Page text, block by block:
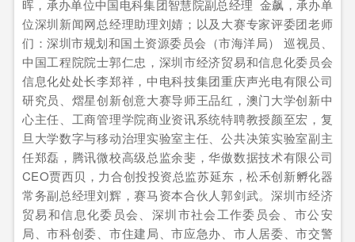
晖，承办单位中国电科集团智慧院副总经理 金飙，承办单
位深圳新闻网总经理助理刘婧；以及大赛专家评委团老师
们：深圳市规划和国土资源委员会（市海洋局） 巡视员、
中国工程院院士郭仁忠，深圳市经济贸易和信息化委员会
信息化处处长李郑祥，中电科技集团重庆声光电有限公司
研究员、熠星创新创意大赛导师王品红，澳门大学创新中
心主任、工商管理学院商业资讯系统特聘教授颜至宏，复
旦大学数字与移动治理实验室主任、公共决策实验室副主
任郑磊，腾讯微校高级总监余斐，华傲数据技术有限公司
CEO贾西贝，力合创投投资总监苏延东，松禾创新孵化器
常务副总经理刘辉，赛马资本合伙人郭剑武。深圳市经济
贸易和信息化委员会、深圳市社会工作委员会、市公安
局、市科创委、市住建局、市应急办、市人居委、市交警